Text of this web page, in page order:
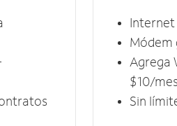
Módem
Agrega
$10/mes
Sin